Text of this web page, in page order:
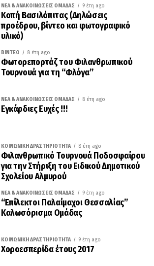
ΝΈΑ & ΑΝΑΚΟΙΝΏΣΕΙΣ ΟΜΆΔΑΣ 9 έτη ago
Κοπή Βασιλόπιτας (Δηλώσεις
προέδρου, βίντεο και φωτογραφικό
υλικό)
ΒΊΝΤΕΟ 8 έτη ago
Φωτορεπορτάζ του Φιλανθρωπικού
Τουρνουά για τη “Φλόγα”
ΝΈΑ & ΑΝΑΚΟΙΝΏΣΕΙΣ ΟΜΆΔΑΣ 8 έτη ago
Εγκάρδιες Ευχές !!!
ΚΟΙΝΩΝΙΚΉ ΔΡΑΣΤΗΡΙΌΤΗΤΑ 8 έτη ago
Φιλανθρωπικό Τουρνουά Ποδοσφαίρου
για την Στήριξη του Ειδικού Δημοτικού
Σχολείου Αλμυρού
ΝΈΑ & ΑΝΑΚΟΙΝΏΣΕΙΣ ΟΜΆΔΑΣ 9 έτη ago
“Επίλεκτοι Παλαίμαχοι Θεσσαλίας”
Καλωσόρισμα Ομάδας
ΚΟΙΝΩΝΙΚΉ ΔΡΑΣΤΗΡΙΌΤΗΤΑ 9 έτη ago
Χοροεσπερίδα έτους 2017